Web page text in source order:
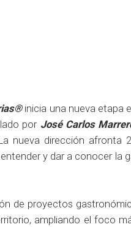
inicia una nueva etapa
por José Carlos
nueva dirección afronta
y dar a conocer la
de proyectos
ampliando el foco